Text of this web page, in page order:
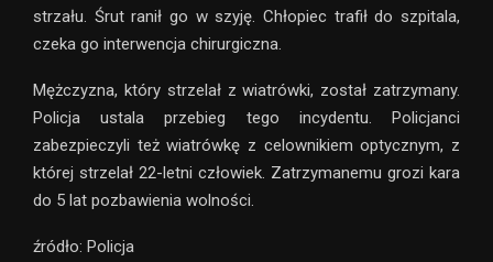
strzału. Śrut ranił go w szyję. Chłopiec trafił do szpitala,
czeka go interwencja chirurgiczna.
Mężczyzna, który strzelał z wiatrówki, został zatrzymany.
Policja ustala przebieg tego incydentu. Policjanci
zabezpieczyli też wiatrówkę z celownikiem optycznym, z
której strzelał 22-letni człowiek. Zatrzymanemu grozi kara
do 5 lat pozbawienia wolności.
źródło: Policja